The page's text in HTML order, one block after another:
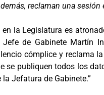
reclaman una
la Legislatura es
de Gabinete Martín
cómplice y reclama
se publiquen todos los
Jefatura de Gabinete.”